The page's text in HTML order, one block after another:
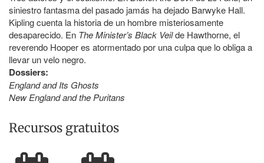
siniestro fantasma del pasado jamás ha dejado Barwyke Hall.
Kipling cuenta la historia de un hombre misteriosamente
desaparecido. En The Minister’s Black Veilde Hawthorne, el
reverendo Hooper es atormentado por una culpa que lo obliga a
llevar un velo negro.
Dossiers:
England and Its Ghosts
New England and the Puritans
Recursos gratuitos